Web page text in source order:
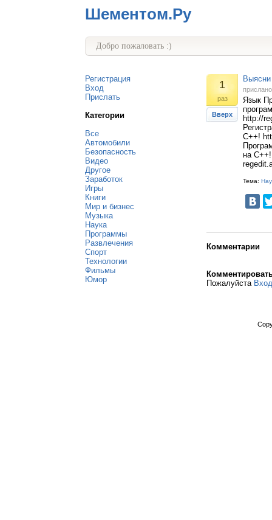
Шементом.Ру
Добро пожаловать :)
Регистрация
Вход
Прислать
Категории
Все
Автомобили
Безопасность
Видео
Другое
Заработок
Игры
Книги
Мир и бизнес
Музыка
Наука
Программы
Развлечения
Спорт
Технологии
Фильмы
Юмор
1
раз
Вверх
Язык
http://
С++!
на
Тема:
Комментарии
Пожалуйста Вход